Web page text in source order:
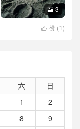
 3
 赞 (1)
六
日
1
2
8
9